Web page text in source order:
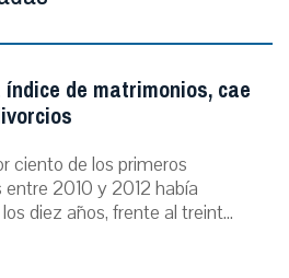
índice de matrimonios, cae
ciento de los primeros
2010 y 2012 había
diez años, frente al treint...